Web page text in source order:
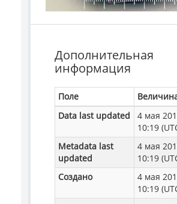
Дополнительная
информация
Поле
Data last updated
4 мая
10:19
Metadata last
updated
4 мая
10:19
Создано
4 мая
10:19